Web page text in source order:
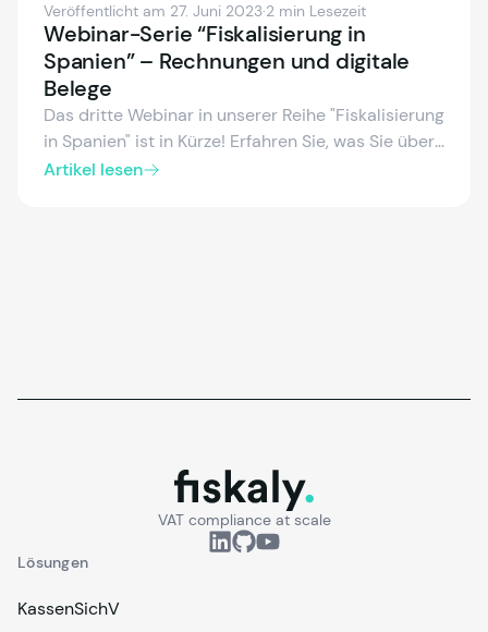
Veröffentlicht am 27. Juni 2023·2 min Lesezeit
Webinar-Serie “Fiskalisierung in
Spanien” – Rechnungen und digitale
Belege
Das dritte Webinar in unserer Reihe "Fiskalisierung
in Spanien" ist in Kürze! Erfahren Sie, was Sie über
Rechnungsarten, Fehlerkorrekturen und die
Artikel lesen
fiskaly.
VAT compliance at scale
Lösungen
KassenSichV